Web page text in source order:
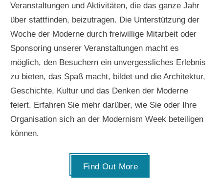
Veranstaltungen und Aktivitäten, die das ganze Jahr
über stattfinden, beizutragen. Die Unterstützung der
Woche der Moderne durch freiwillige Mitarbeit oder
Sponsoring unserer Veranstaltungen macht es
möglich, den Besuchern ein unvergessliches Erlebnis
zu bieten, das Spaß macht, bildet und die Architektur,
Geschichte, Kultur und das Denken der Moderne
feiert. Erfahren Sie mehr darüber, wie Sie oder Ihre
Organisation sich an der Modernism Week beteiligen
können.
Find Out More